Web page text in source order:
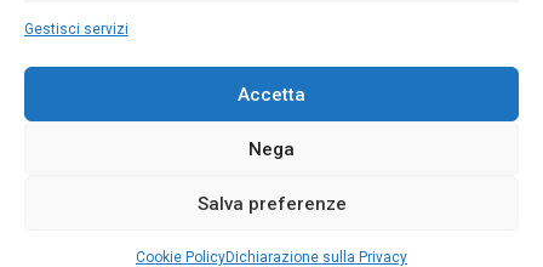
Gestisci servizi
Accetta
Nega
Salva preferenze
Cookie PolicyDichiarazione sulla Privacy
Per la Pubblicità:
Sardegna Ieri-Oggi-Domani- Tutti i diritti sono riservati -